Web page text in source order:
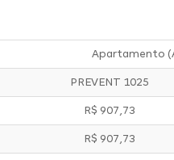
Apartamento
PREVENT 1025
R$ 907,73
R$ 907,73